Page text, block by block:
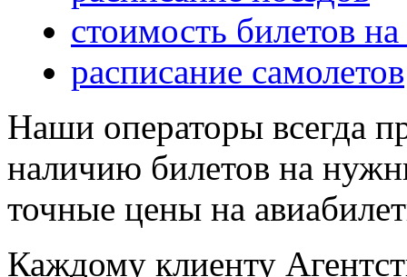
стоимость билетов на
расписание самолетов
Наши операторы всегда
наличию билетов на
точные цены на
Каждому клиенту